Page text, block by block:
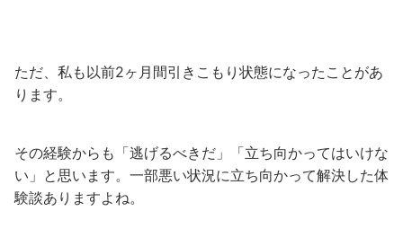
ただ、私も以前2ヶ月間引きこもり状態になったことがあ
ります。
その経験からも「逃げるべきだ」「立ち向かってはいけな
い」と思います。一部悪い状況に立ち向かって解決した体
験談ありますよね。